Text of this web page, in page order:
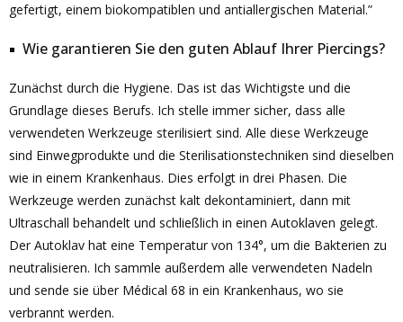
gefertigt, einem biokompatiblen und antiallergischen Material.”
Wie garantieren Sie den guten Ablauf Ihrer Piercings?
Zunächst durch die Hygiene. Das ist das Wichtigste und die
Grundlage dieses Berufs. Ich stelle immer sicher, dass alle
verwendeten Werkzeuge sterilisiert sind. Alle diese Werkzeuge
sind Einwegprodukte und die Sterilisationstechniken sind dieselben
wie in einem Krankenhaus. Dies erfolgt in drei Phasen. Die
Werkzeuge werden zunächst kalt dekontaminiert, dann mit
Ultraschall behandelt und schließlich in einen Autoklaven gelegt.
Der Autoklav hat eine Temperatur von 134°, um die Bakterien zu
neutralisieren. Ich sammle außerdem alle verwendeten Nadeln
und sende sie über Médical 68 in ein Krankenhaus, wo sie
verbrannt werden.